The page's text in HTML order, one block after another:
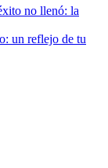
no llenó: la
un reflejo de tu